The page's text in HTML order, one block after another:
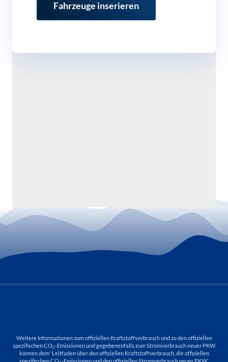
Fahrzeuge inserieren
Weitere Informationen zum offiziellen Kraftstoffverbrauch und zu den offiziellen
spezifischen CO2-Emissionen und gegebenenfalls zum Stromverbrauch neuer PKW
können dem 'Leitfaden über den offiziellen Kraftstoffverbrauch, die offiziellen